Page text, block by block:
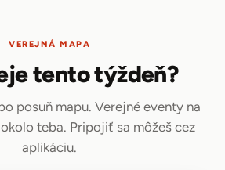
VEREJNÁ MAPA
tento týždeň?
posuň mapu. Verejné eventy na
teba. Pripojiť sa môžeš cez
aplikáciu.